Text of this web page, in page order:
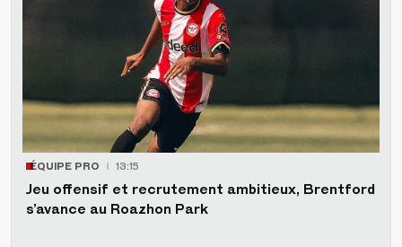
ÉQUIPE PRO 13:15
Jeu offensif et recrutement ambitieux, Brentford
s’avance au Roazhon Park